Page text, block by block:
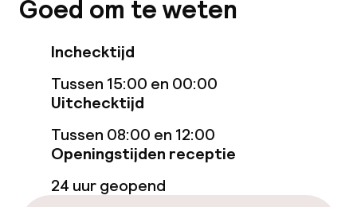
Solarium
Stoombad
Spacentrum
Massage
Fitnessruimte / gym
Goed om te weten
Inchecktijd
Tussen 15:00 en 00:00
Uitchecktijd
Tussen 08:00 en 12:00
Openingstijden receptie
24 uur geopend